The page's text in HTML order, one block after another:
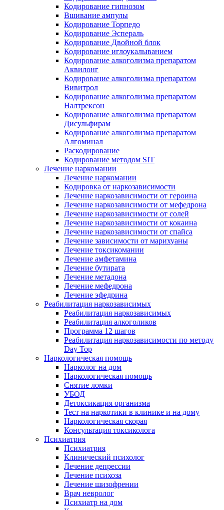
Кодирование гипнозом
Вшивание ампулы
Кодирование Торпедо
Кодирование Эспераль
Кодирование Двойной блок
Кодирование иглоукалыванием
Кодирование алкоголизма препаратом
Аквилонг
Кодирование алкоголизма препаратом
Вивитрол
Кодирование алкоголизма препаратом
Налтрексон
Кодирование алкоголизма препаратом
Дисульфирам
Кодирование алкоголизма препаратом
Алгоминал
Раскодирование
Кодирование методом SIT
Лечение наркомании
Лечение наркомании
Кодировка от наркозависимости
Лечение наркозависимости от героина
Лечение наркозависимости от мефедрона
Лечение наркозависимости от солей
Лечение наркозависимости от кокаина
Лечение наркозависимости от спайса
Лечение зависимости от марихуаны
Лечение токсикомании
Лечение амфетамина
Лечение бутирата
Лечение метадона
Лечение мефедрона
Лечение эфедрина
Реабилитация наркозависимых
Реабилитация наркозависимых
Реабилитация алкоголиков
Программа 12 шагов
Реабилитация наркозависимости по методу
Day Top
Наркологическая помощь
Нарколог на дом
Наркологическая помощь
Снятие ломки
УБОД
Детоксикация организма
Тест на наркотики в клинике и на дому
Наркологическая скорая
Консультация токсиколога
Психиатрия
Психиатрия
Клинический психолог
Лечение депрессии
Лечение психоза
Лечение шизофрении
Врач невролог
Психиатр на дом